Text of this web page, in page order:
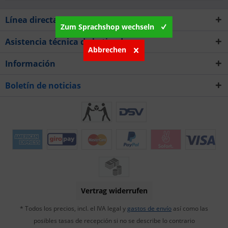
Línea directa de asistencia técnica
Asistencia técnica de la tienda
Información
Boletín de noticias
Vertrag widerrufen
* Todos los precios, incl. el IVA legal y gastos de envío así como las
posibles tasas de recepción si no se describe lo contrario
Zum Sprachshop wechseln
Abbrechen